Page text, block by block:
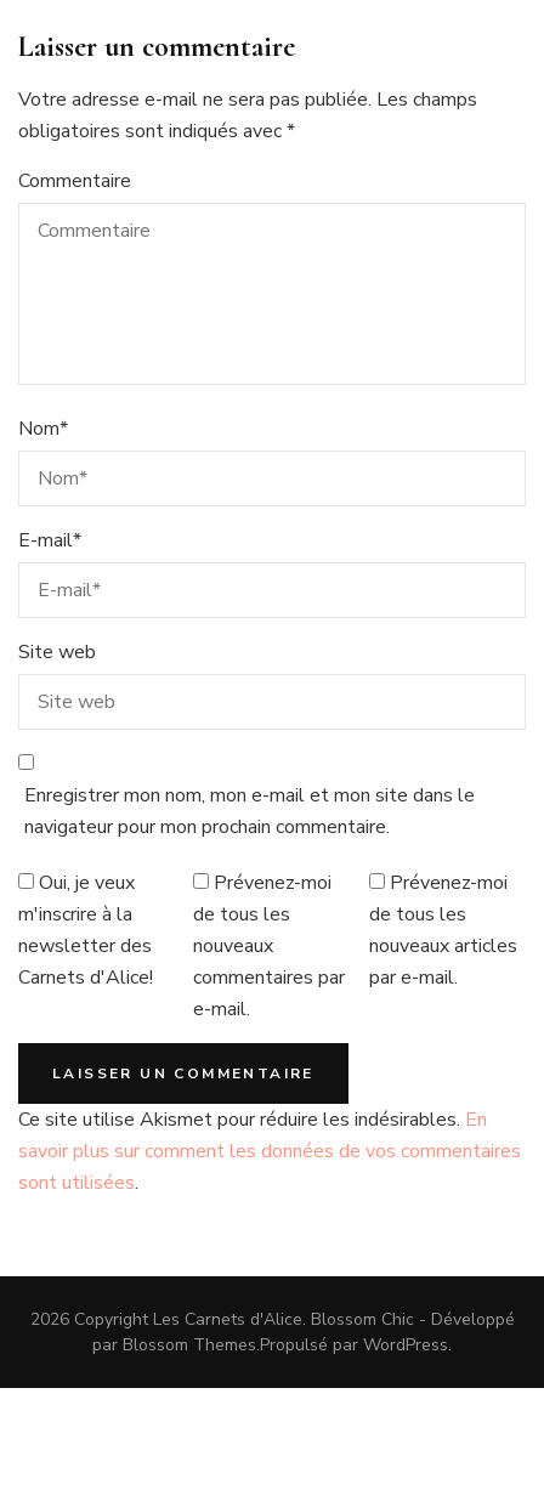
Laisser un commentaire
Votre adresse e-mail ne sera pas publiée. Les champs
obligatoires sont indiqués avec*
Commentaire
Nom*
E-mail*
Site web
Enregistrer mon nom, mon e-mail et mon site dans le
navigateur pour mon prochain commentaire.
Oui, je veux
m'inscrire à la
newsletter des
Carnets d'Alice!
Prévenez-moi
de tous les
nouveaux
commentaires par
e-mail.
Prévenez-moi
de tous les
nouveaux articles
par e-mail.
Ce site utilise Akismet pour réduire les indésirables. En
savoir plus sur comment les données de vos commentaires
sont utilisées.
2026 Copyright Les Carnets d'Alice. Blossom Chic - Développé
par Blossom Themes.Propulsé par WordPress.